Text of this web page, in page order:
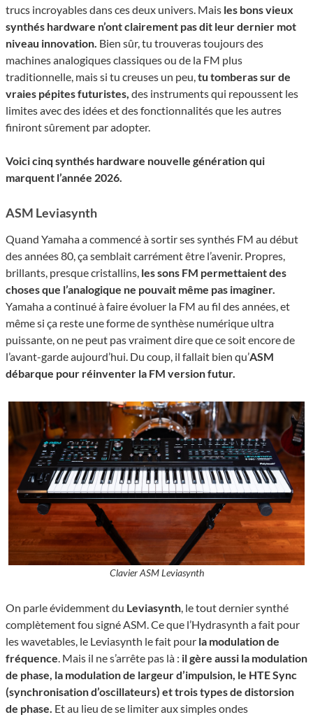
trucs incroyables dans ces deux univers. Mais les bons vieux
synthés hardware n’ont clairement pas dit leur dernier mot
niveau innovation. Bien sûr, tu trouveras toujours des
machines analogiques classiques ou de la FM plus
traditionnelle, mais si tu creuses un peu,tu tomberas sur de
vraies pépites futuristes, des instruments qui repoussent les
limites avec des idées et des fonctionnalités que les autres
finiront sûrement par adopter.
Voici cinq synthés hardware nouvelle génération qui
marquent l’année 2026.
ASM Leviasynth
Quand Yamaha a commencé à sortir ses synthés FM au début
des années 80, ça semblait carrément être l’avenir. Propres,
brillants, presque cristallins, les sons FM permettaient des
choses que l’analogique ne pouvait même pas imaginer.
Yamaha a continué à faire évoluer la FM au fil des années, et
même si ça reste une forme de synthèse numérique ultra
puissante, on ne peut pas vraiment dire que ce soit encore de
l’avant-garde aujourd’hui. Du coup, il fallait bien qu’ASM
débarque pour réinventer la FM version futur.
Clavier ASM Leviasynth
On parle évidemment du Leviasynth, le tout dernier synthé
complètement fou signé ASM. Ce que l’Hydrasynth a fait pour
les wavetables, le Leviasynth le fait pour la modulation de
fréquence. Mais il ne s’arrête pas là : il gère aussi la modulation
de phase, la modulation de largeur d’impulsion, le HTE Sync
(synchronisation d’oscillateurs) et trois types de distorsion
de phase. Et au lieu de se limiter aux simples ondes